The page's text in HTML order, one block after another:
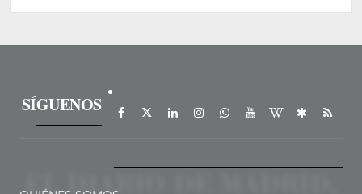
SÍGUENOS